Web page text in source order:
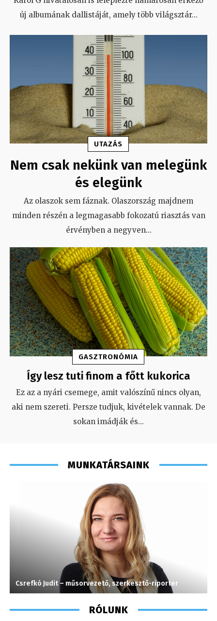
új albumának dallistáját, amely több világsztár...
UTAZÁS
Nem csak nekünk van melegünk
és elegünk
Az olaszok sem fáznak. Olaszország majdnem
minden részén a legmagasabb fokozatú riasztás van
érvényben a negyven...
GASZTRONÓMIA
Így lesz tuti finom a főtt kukorica
Ez az a nyári csemege, amit valószínű nincs olyan,
aki nem szereti. Persze tudjuk, kivételek vannak. De
sokan imádják és...
MUNKATÁRSAINK
Csrefkó Judit – műsorvezető, szerkesztő-riporter
RÓLUNK